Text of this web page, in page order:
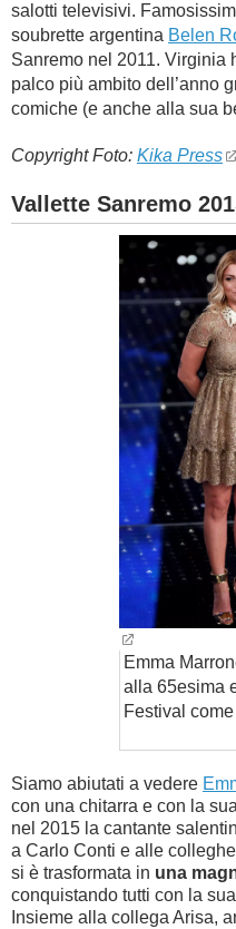
salotti televisivi.
soubrette argentina Belen
Sanremo nel 2011. Virginia
palco più ambito dell’anno
comiche (e anche alla sua
Copyright Foto: Kika Press
Vallette Sanremo
Emma
alla 65esima
Festival
Siamo abiutati a vedere
con una chitarra e con la
nel 2015 la cantante
a Carlo Conti e alle
si è trasformata in una
conquistando tutti con la sua
Insieme alla collega Arisa,